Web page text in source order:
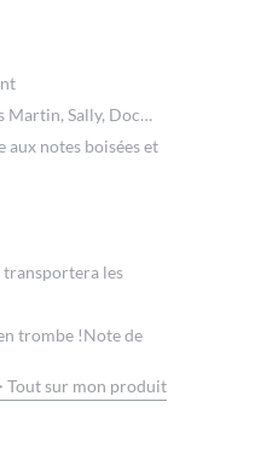
Martin, Sally, Doc…
aux notes boisées et
transportera les
trombe !Note de
Tout sur mon produit